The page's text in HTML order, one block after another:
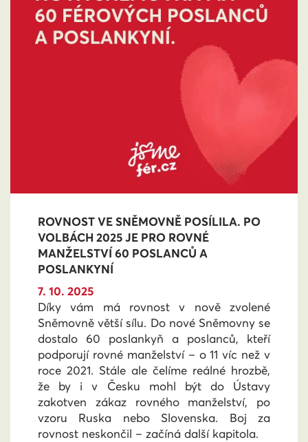
ROVNOST VE SNĚMOVNĚ POSÍLILA. PO
VOLBÁCH 2025 JE PRO ROVNÉ
MANŽELSTVÍ 60 POSLANCŮ A
POSLANKYNÍ
7. 10. 2025
Díky vám má rovnost v nově zvolené
Sněmovně větší sílu. Do nové Sněmovny se
dostalo 60 poslankyň a poslanců, kteří
podporují rovné manželství – o 11 víc než v
roce 2021. Stále ale čelíme reálné hrozbě,
že by i v Česku mohl být do Ústavy
zakotven zákaz rovného manželství, po
vzoru Ruska nebo Slovenska. Boj za
rovnost neskončil – začíná další kapitola.